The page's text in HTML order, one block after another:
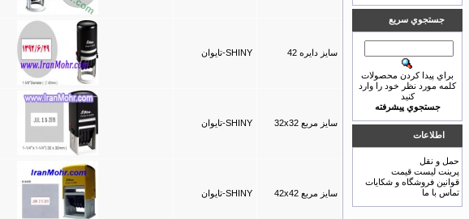
جستجوي سريع
براي پيدا كردن محصولات
كلمه مورد نظر خود را وارد
كنيد
جستجوي پيشرفته
اطلاعات
حمل و نقل
پرینت لیست قیمت
قوانين فروشگاه و شکایات
تماس با ما
سایز دایره 42 SHINY-تایوان
سایز مربع 32x32 SHINY-تایوان
سایز مربع 42x42 SHINY-تایوان